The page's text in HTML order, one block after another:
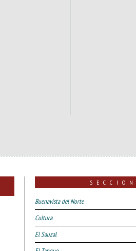
Buenavista del Norte
Cultura
El Sauzal